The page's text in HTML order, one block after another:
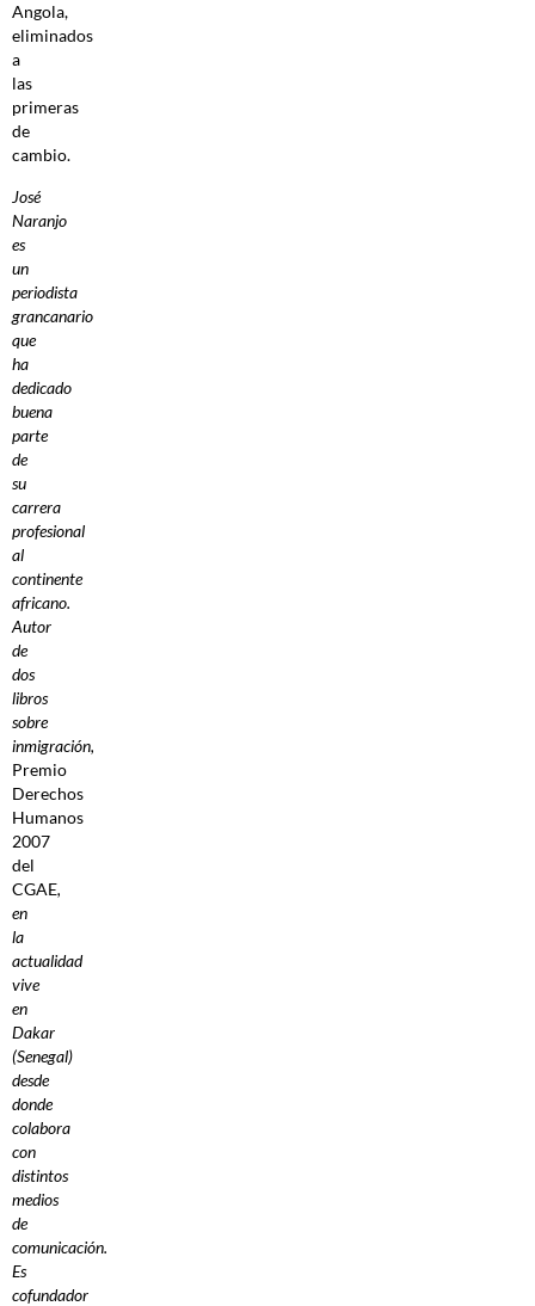
Angola,
eliminados
a
las
primeras
de
cambio.
José
Naranjo
es
un
periodista
grancanario
que
ha
dedicado
buena
parte
de
su
carrera
profesional
al
continente
africano.
Autor
de
dos
libros
sobre
inmigración,
Premio
Derechos
Humanos
2007
del
CGAE,
en
la
actualidad
vive
en
Dakar
(Senegal)
desde
donde
colabora
con
distintos
medios
de
comunicación.
Es
cofundador